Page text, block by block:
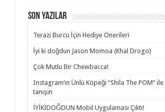
Son Yazılar
Terazi Burcu İçin Hediye Önerileri
İyi ki doğdun Jason Momoa (Khal Drogo)
Çok Mutlu Bir Chewbacca!
Instagram’ın Ünlü Köpeği “Shila The POM” ile
tanışın
İYİKİDOĞDUN Mobil Uygulaması Çıktı!